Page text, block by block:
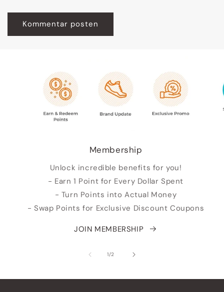
Membership
Unlock incredible benefits for you!
- Earn 1 Point for Every Dollar Spent
- Turn Points into Actual Money
- Swap Points for Exclusive Discount Coupons
JOIN MEMBERSHIP
1/
von2